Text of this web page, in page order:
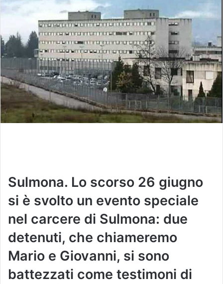
m
a
i
l
Sulmona. Lo scorso 26 giugno
si è svolto un evento speciale
nel carcere di Sulmona: due
detenuti, che chiameremo
Mario e Giovanni, si sono
battezzati come testimoni di